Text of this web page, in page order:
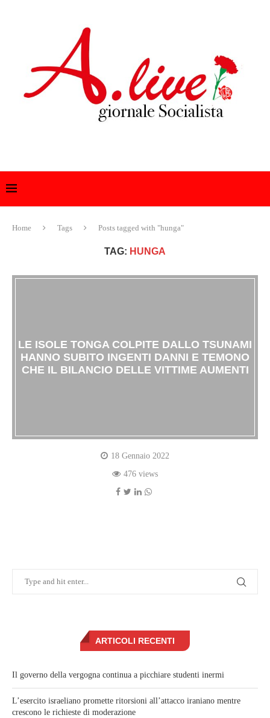
Home Tags Posts tagged with "hunga"
TAG: HUNGA
LE ISOLE TONGA COLPITE DALLO TSUNAMI
HANNO SUBITO INGENTI DANNI E TEMONO
CHE IL BILANCIO DELLE VITTIME AUMENTI
18 Gennaio 2022
476 views
ARTICOLI RECENTI
Il governo della vergogna continua a picchiare studenti inermi
L’esercito israeliano promette ritorsioni all’attacco iraniano mentre
crescono le richieste di moderazione